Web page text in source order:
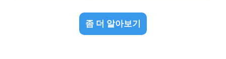
좀 더 알아보기